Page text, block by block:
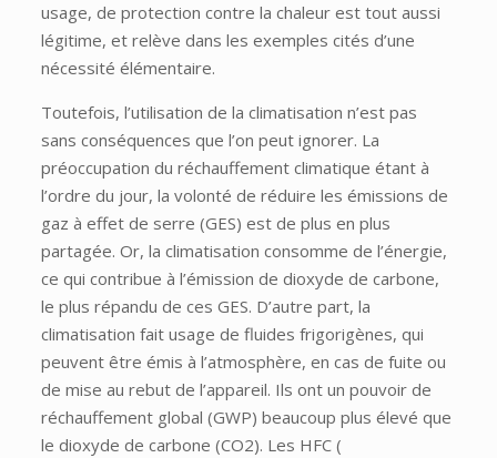
usage, de protection contre la chaleur est tout aussi
légitime, et relève dans les exemples cités d’une
nécessité élémentaire.
Toutefois, l’utilisation de la climatisation n’est pas
sans conséquences que l’on peut ignorer. La
préoccupation du réchauffement climatique étant à
l’ordre du jour, la volonté de réduire les émissions de
gaz à effet de serre (GES) est de plus en plus
partagée. Or, la climatisation consomme de l’énergie,
ce qui contribue à l’émission de dioxyde de carbone,
le plus répandu de ces GES. D’autre part, la
climatisation fait usage de fluides frigorigènes, qui
peuvent être émis à l’atmosphère, en cas de fuite ou
de mise au rebut de l’appareil. Ils ont un pouvoir de
réchauffement global (GWP) beaucoup plus élevé que
le dioxyde de carbone (CO2). Les HFC (